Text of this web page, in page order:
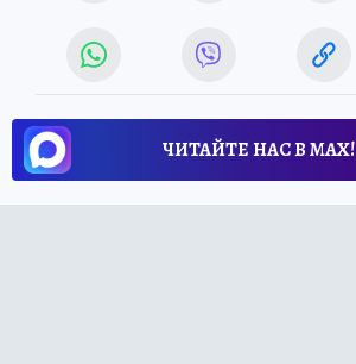
ЧИТАЙТЕ НАС В МАХ!